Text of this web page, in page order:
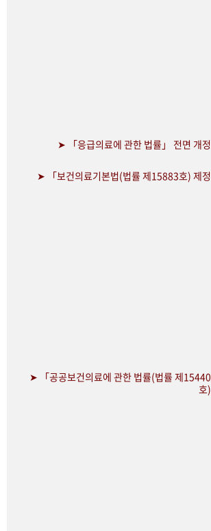
➤ 「응급의료에 관한 법률」 전면 개정
➤ 「보건의료기본법(법률 제15883호) 제정
➤ 「공공보건의료에 관한 법률(법률 제15440
호)